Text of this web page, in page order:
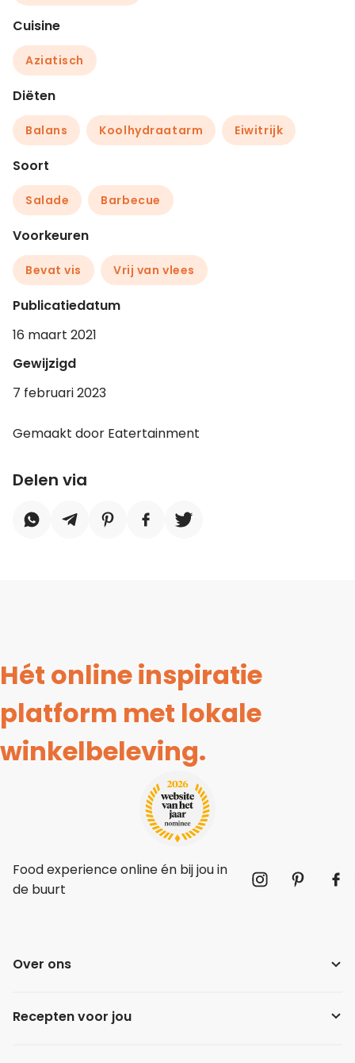
Cuisine
Aziatisch
Diëten
Balans Koolhydraatarm Eiwitrijk
Soort
Salade Barbecue
Voorkeuren
Bevat vis Vrij van vlees
Publicatiedatum
16 maart 2021
Gewijzigd
7 februari 2023
Gemaakt door Eatertainment
Delen via
Hét online inspiratie
platform met lokale
winkelbeleving.
Food experience online én bij jou in
de buurt
Over ons
Recepten voor jou